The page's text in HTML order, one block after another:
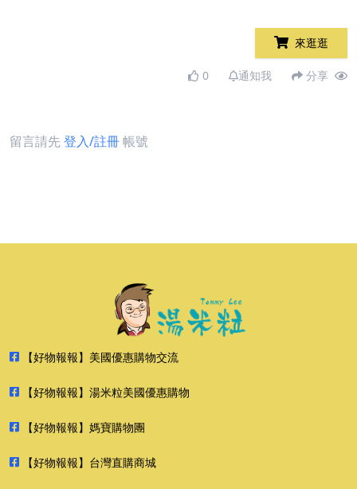
來逛逛
0 通知我 分享
留言請先登入/註冊帳號
【好物報報】美國優惠購物交流
【好物報報】湯米粒美國優惠購物
【好物報報】媽寶購物團
【好物報報】台灣直購商城